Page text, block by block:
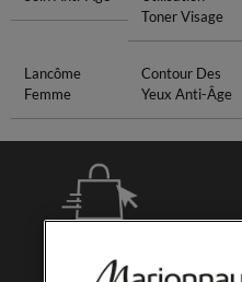
Toner Visage
Lancôme
Femme
Contour Des
Yeux Anti-Âge
Collect